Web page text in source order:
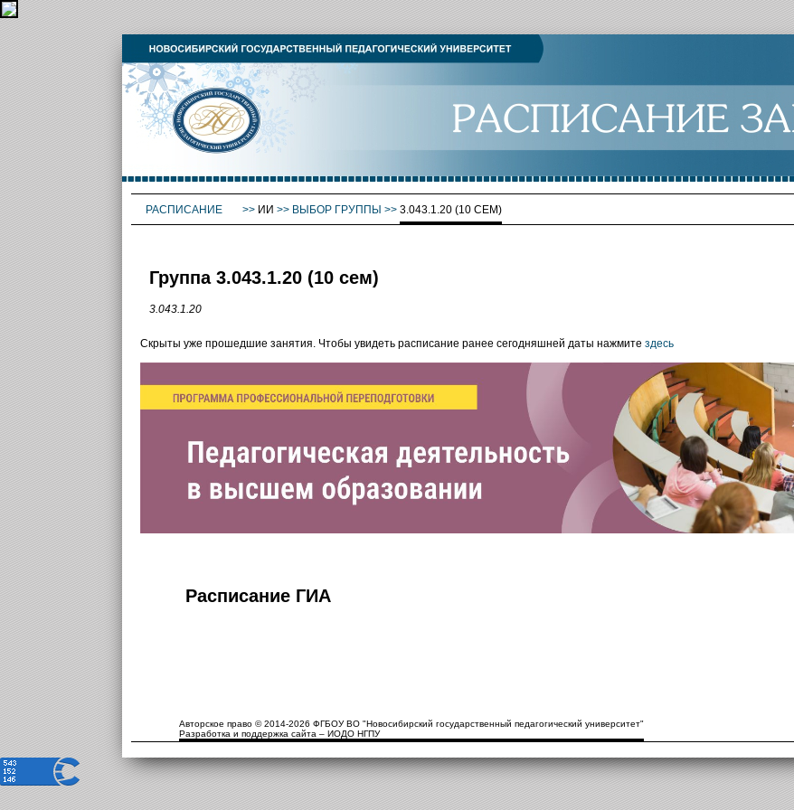
РАСПИСАНИЕ >> ИИ >> ВЫБОР ГРУППЫ >> 3.043.1.20 (10 СЕМ)
Группа 3.043.1.20 (10 сем)
3.043.1.20
Скрыты уже прошедшие занятия. Чтобы увидеть расписание ранее сегодняшней даты нажмите здесь
Расписание ГИА
Авторское право © 2014-2026 ФГБОУ ВО "Новосибирский государственный педагогический университет"
Разработка и поддержка сайта – ИОДО НГПУ